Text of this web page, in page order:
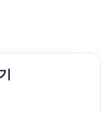
남소송